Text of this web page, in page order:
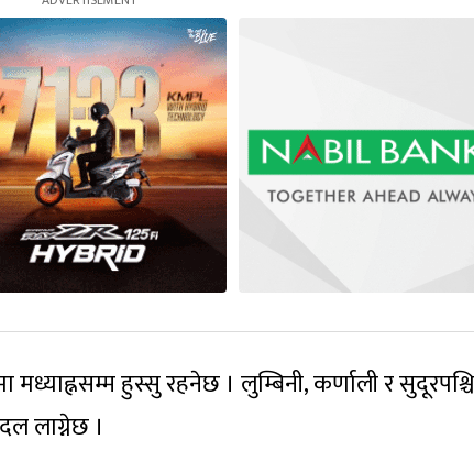
हुस्सु रहनेछ । लुम्बिनी, कर्णाली र
लाग्नेछ ।